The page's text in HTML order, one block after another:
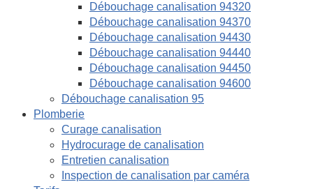
Débouchage canalisation 94320
Débouchage canalisation 94370
Débouchage canalisation 94430
Débouchage canalisation 94440
Débouchage canalisation 94450
Débouchage canalisation 94600
Débouchage canalisation 95
Plomberie
Curage canalisation
Hydrocurage de canalisation
Entretien canalisation
Inspection de canalisation par caméra